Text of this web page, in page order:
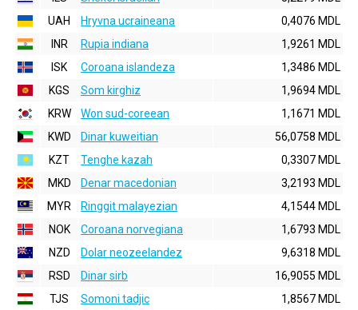
UAH
Hryvna ucraineana
0,4076 MDL
INR
Rupia indiana
1,9261 MDL
ISK
Coroana islandeza
1,3486 MDL
KGS
Som kirghiz
1,9694 MDL
KRW
Won sud-coreean
1,1671 MDL
KWD
Dinar kuweitian
56,0758 MDL
KZT
Tenghe kazah
0,3307 MDL
MKD
Denar macedonian
3,2193 MDL
MYR
Ringgit malayezian
4,1544 MDL
NOK
Coroana norvegiana
1,6793 MDL
NZD
Dolar neozeelandez
9,6318 MDL
RSD
Dinar sirb
16,9055 MDL
TJS
Somoni tadjic
1,8567 MDL